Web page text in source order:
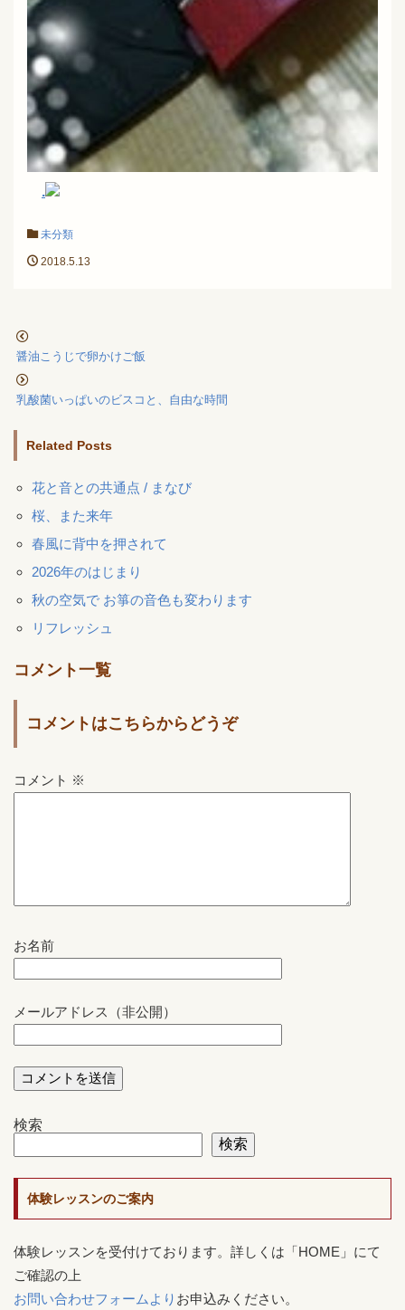
.
未分類
2018.5.13
醤油こうじで卵かけご飯
乳酸菌いっぱいのビスコと、自由な時間
Related Posts
花と音との共通点 / まなび
桜、また来年
春風に背中を押されて
2026年のはじまり
秋の空気で お箏の音色も変わります
リフレッシュ
コメント一覧
コメントはこちらからどうぞ
コメント ※
お名前
メールアドレス（非公開）
検索
検索
体験レッスンのご案内
体験レッスンを受付けております。詳しくは「HOME」にて
ご確認の上
お問い合わせフォームより お申込みください。